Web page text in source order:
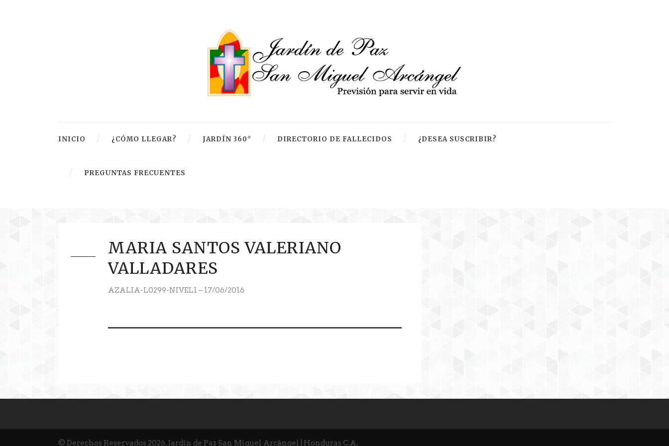
INICIO ¿CÓMO LLEGAR? JARDÍN 360° DIRECTORIO DE FALLECIDOS ¿DESEA SUSCRIBIR?
PREGUNTAS FRECUENTES
MARIA SANTOS VALERIANO
VALLADARES
AZALIA-L0299-NIVEL1 – 17/06/2016
© Derechos Reservados 2026, Jardín de Paz San Miguel Arcángel | Honduras C.A.